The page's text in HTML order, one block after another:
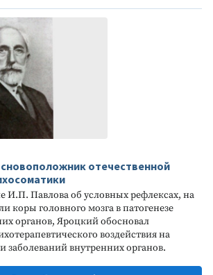
отечественной
И.П. Павлова об условных рефлексах, на
коры головного мозга в патогенезе
органов, Яроцкий обосновал
воздействия на
заболеваний внутренних органов.